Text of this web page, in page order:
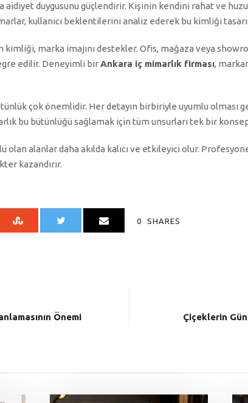
aidiyet duygusunu güçlendirir. Kişinin kendini rahat ve
kullanıcı beklentilerini analiz ederek bu kimliği
marka imajını destekler. Ofis, mağaza veya
edilir. Deneyimli birAnkara iç mimarlık firması,
çok önemlidir. Her detayın birbiriyle uyumlu olması
bu bütünlüğü sağlamak için tüm unsurları tek bir
olan alanlar daha akılda kalıcı ve etkileyici olur.
kazandırır.
0 SHARES
Önemi Çiçeklerin